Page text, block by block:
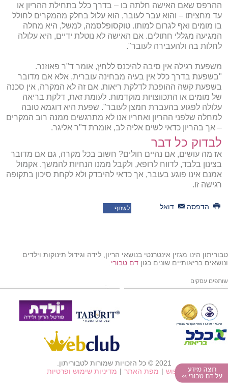
ההרפס שאם האישה חלתה בו – בדרך כלל בתחילת ההריון או
עד מחציתו – והוא עבר לעובר, הוא עלול בחלק מהמקרים לחולל
בו מומים ואף לגרום למותו. טוקסופלסמה, למשל, היא מחלה
המגיעה מגללי חתולים. אם האישה לא נוטלת ידיים, היא עלולה
לחלות בה ולהעבירה לעובר".
משפעת רגילה אין סיבה להיכנס ללחץ, אומר ד"ר פאוזנר.
"בשפעת בדרך כלל אין בעיה מבחינה עוברית, אלא אם מדובר
בשפעת קשה ההופכת לדלקת ריאות. אם זה לא המקרה, אין סכנה
של מומים או התכווצויות מוקדמות. לעומת זאת, דלקת בריאה
עלולה לפגוע בהעברת חמצן לעובר". שפעת היא דוגמא טובה
למחלה שלפני ההריון ואחריו אנו לא מתרגשים ממנה רוב המקרים
– אך בהריון כדאי לשים אליה לב, אומרת ד"ר אליגר.
לבדוק כל דבר
אז מה עושים, אם נהיים חולים? חשוב בכל מקרה, גם אם מדובר
בצינון בלבד, לדווח לרופא, ולקבל ממנו הנחיות להמשך. אקמול
אמנם אינו פוגע בעובר, אך כדאי להיבדק ולא לקחת סיכון בתקופה
רגישה זו.
הדפסה דואל לשתף
טבוריתון הינו מגזין אינטרנטי בנושאי הריון, לידה וגידול תינוקות וילדים
ונושאים בריאותיים שונים כגון דם טבורי
שותפים עסקים
2021 © כל הזכויות שמורות לטבוריתון.
חיפוש | מפת האתר | מדיניות שימוש ופרטיות